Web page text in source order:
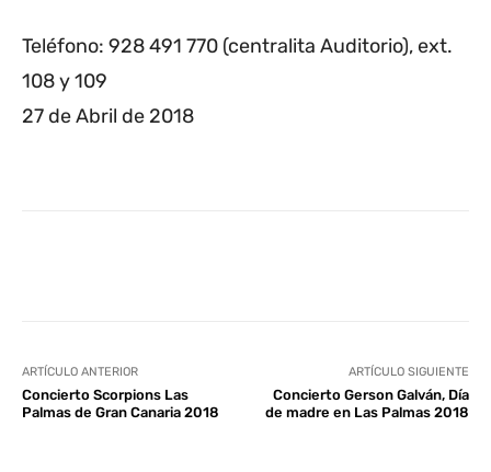
Teléfono: 928 491 770 (centralita Auditorio), ext.
108 y 109
27 de Abril de 2018
ARTÍCULO ANTERIOR
Concierto Scorpions Las
Palmas de Gran Canaria 2018
ARTÍCULO SIGUIENTE
Concierto Gerson Galván, Día
de madre en Las Palmas 2018